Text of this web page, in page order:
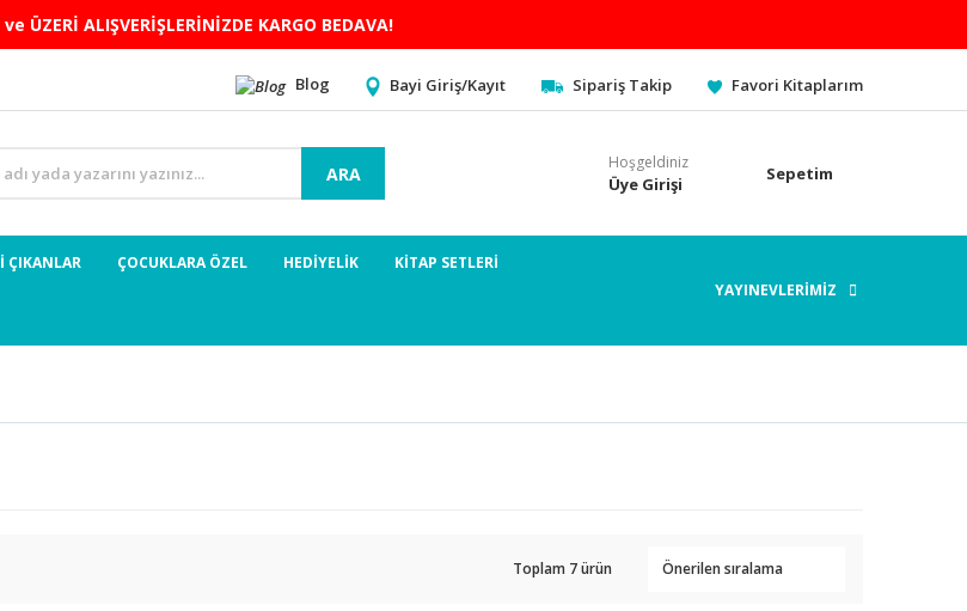
ÜZERİ ALIŞVERİŞLERİNİZDE KARGO BEDAVA!
Blog Bayi Giriş/Kayıt Sipariş Takip Favori Kitaplarım
ARA
Hoşgeldiniz
Üye Girişi Sepetim
ÇIKANLAR ÇOCUKLARA ÖZEL HEDİYELİK KİTAP SETLERİ
YAYINEVLERİMİZ
Toplam 7 ürün